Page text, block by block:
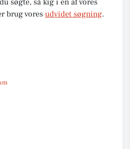
brug vores udvidet søgning.